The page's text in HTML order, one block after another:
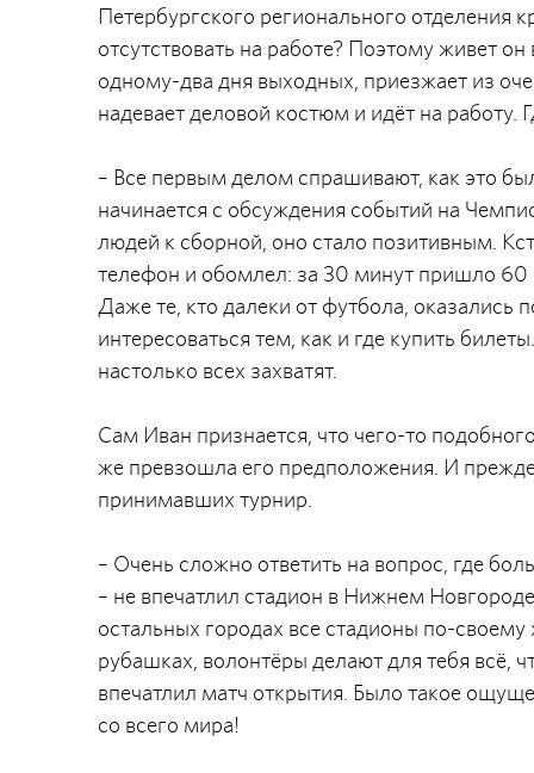
Петербургского регионального отделения
отсутствовать на работе? Поэтому живет
одному-два дня выходных, приезжает из
надевает деловой костюм и идёт на
– Все первым делом спрашивают, как это
начинается с обсуждения событий на
людей к сборной, оно стало позитивным.
телефон и обомлел: за 30 минут пришло
Даже те, кто далеки от футбола,
интересоваться тем, как и где купить
настолько всех захватят.
Сам Иван признается, что чего-то
же превзошла его предположения. И
принимавших турнир.
– Очень сложно ответить на вопрос, где
– не впечатлил стадион в Нижнем
остальных городах все стадионы по-
рубашках, волонтёры делают для тебя
впечатлил матч открытия. Было такое
со всего мира!